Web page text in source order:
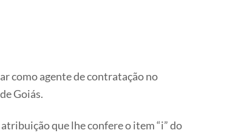
como agente de contratação no
Goiás.
atribuição que lhe confere o item “i” do